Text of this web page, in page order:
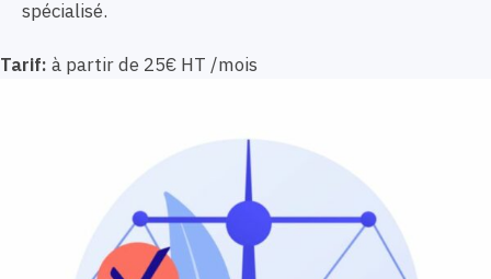
spécialisé.
Tarif: à partir de 25€ HT /mois